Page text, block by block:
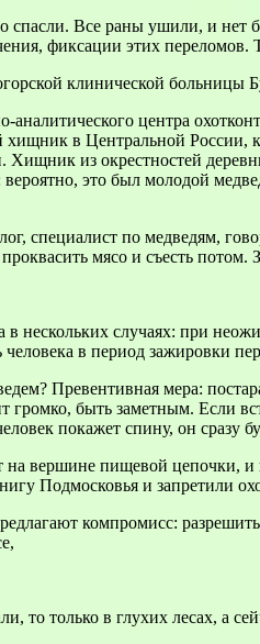
Все раны ушили, и нет
фиксации этих
клинической больницы
центра
в Центральной России,
Хищник из окрестностей
вероятно, это был молодой
специалист по медведям,
мясо и съесть
нескольких случаях: при
человека в период зажировки
Превентивная мера:
громко, быть заметным. Если
покажет спину, он сразу
вершине пищевой цепочки, и
Подмосковья и запретили
компромисс:
то только в глухих лесах, а